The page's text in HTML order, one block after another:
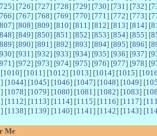
] [726] [727] [728] [729] [730] [731 ] [732] [
] [767] [768] [769] [770] [771 ] [772] [773] [
] [808] [809] [810] [811 ] [812] [813] [814] [
] [849] [850] [851 ] [852] [853] [854] [855] [
] [890] [891 ] [892] [893] [894] [895] [896] [
] [931 ] [932] [933] [934] [935] [936] [937] [
] [972] [973] [974] [975] [976] [977] [978] [
1010] [1011 ] [1012] [1013] [1014] [1015] [1016
] [1044] [1045] [1046] [1047] [1048] [1049] [
] [1078] [1079] [1080] [1081 ] [1082] [1083] [
] [1112] [1113] [1114] [1115] [1116] [1117] [
] [1138] [1139] [1140] [1141 ] [1142] [1143] [
Me